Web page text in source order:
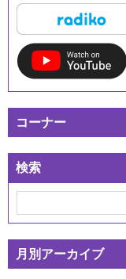
コーナー
検索
月別アーカイブ